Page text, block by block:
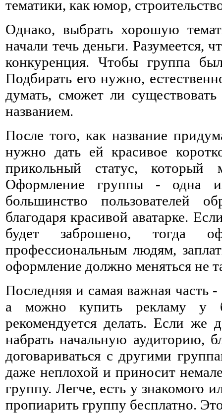
тематики, как юмор,
Однако, выбрать хорошую
начали течь деньги. Разумеется,
конкуренция. Чтобы группа
Подбирать его нужно,
думать, сможет ли
названием.
После того, как название
нужно дать ей красивое
прикольный статус,
Оформление группы - одна
большинство пользователей
благодаря красивой аватарке.
будет заброшено, тогда
профессиональным людям,
оформление должно меняться не
Последняя и самая важная часть
а можно купить рекламу у
рекомендуется делать. Если же
набрать начальную аудиторию,
договариваться с другими
даже неплохой и приносит
группу. Легче, есть у знакомого
пропиарить группу бесплатно.